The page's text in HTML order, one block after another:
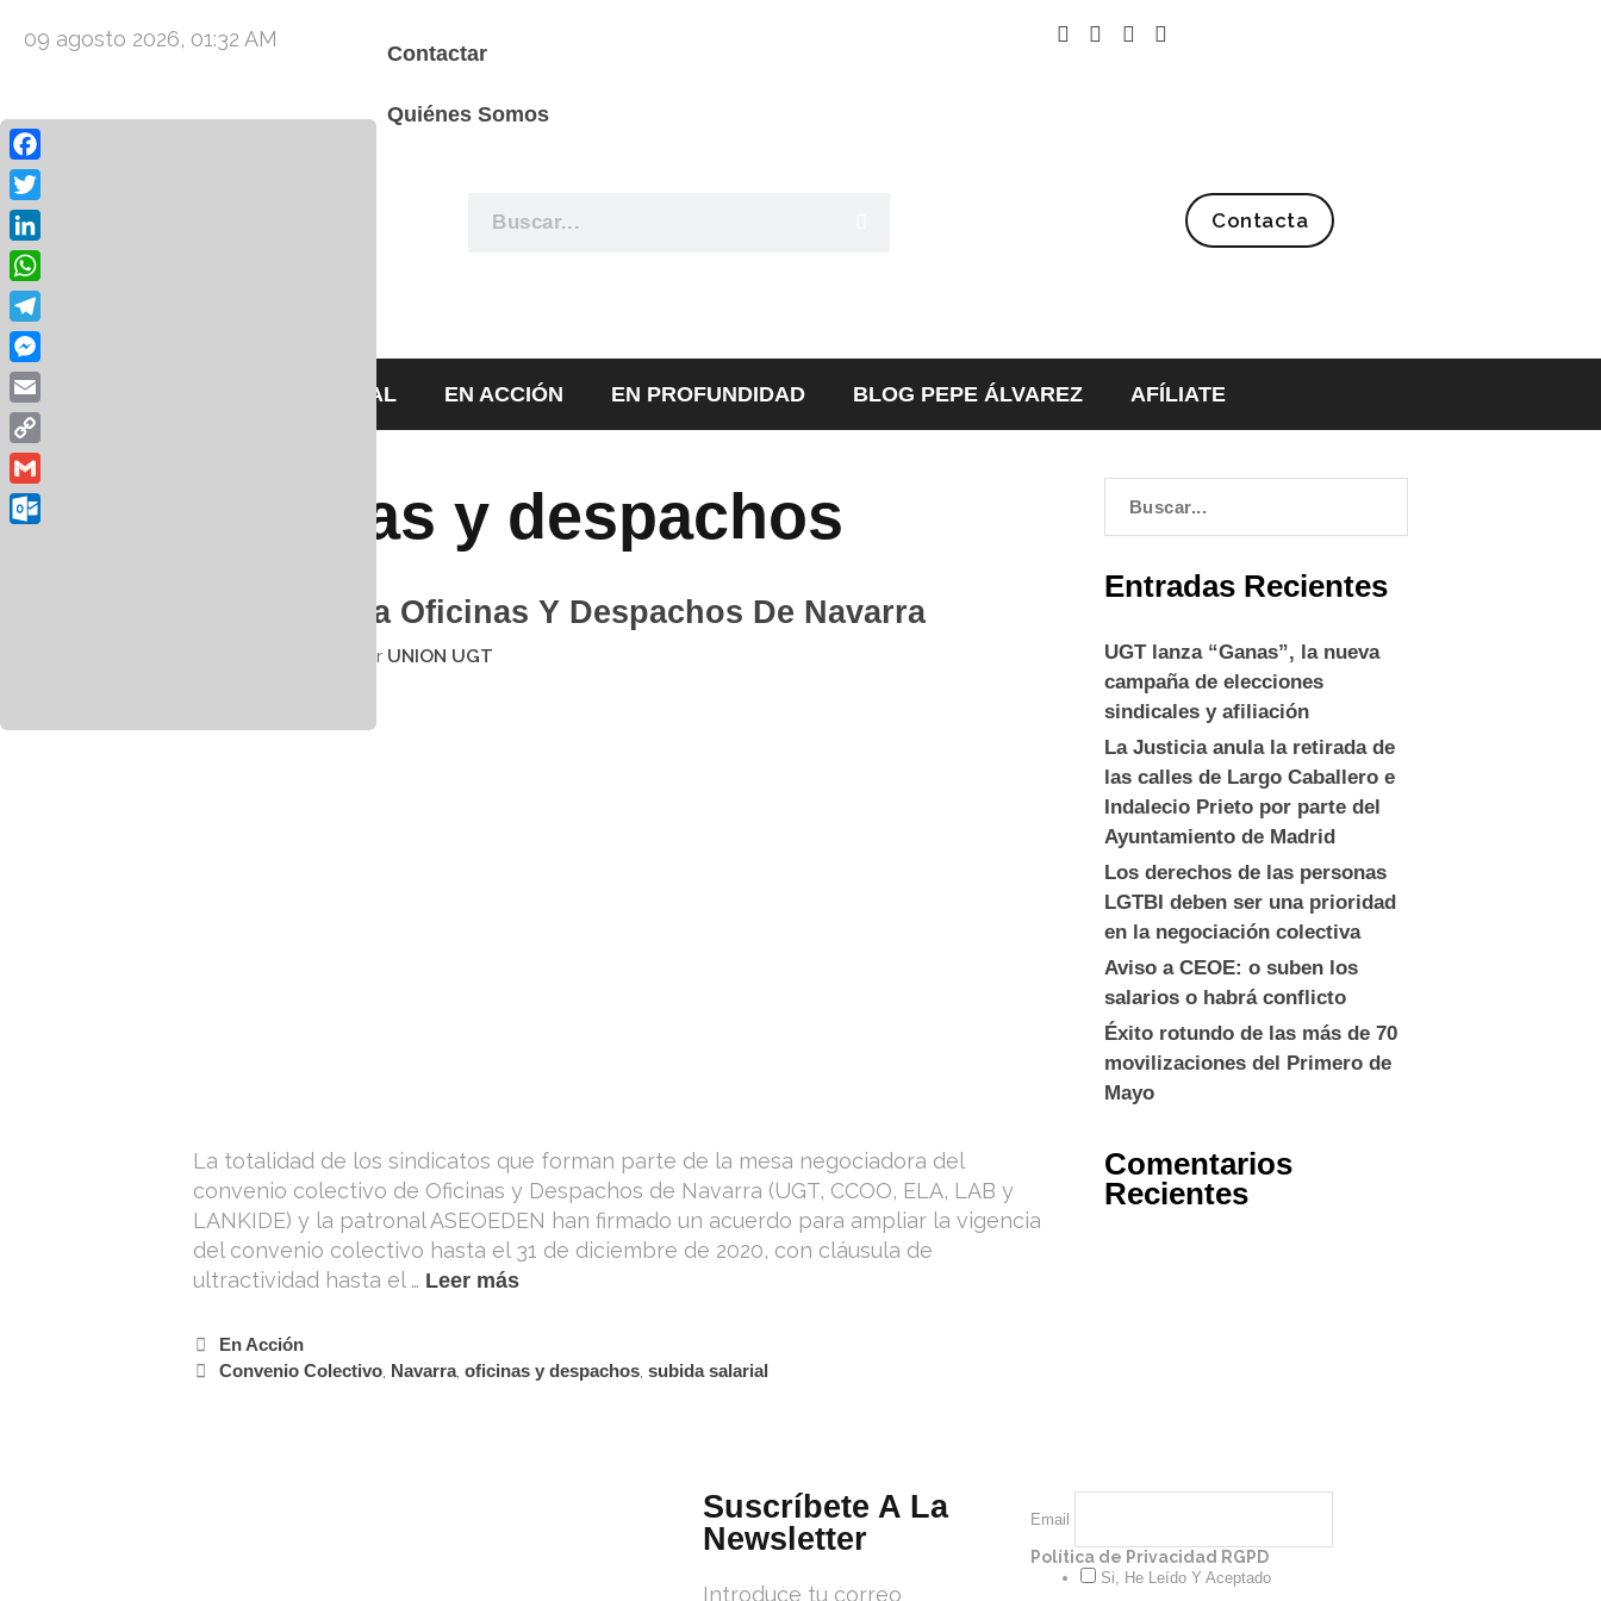
09 agosto 2026, 01:32 AM
Contactar
Quiénes Somos
Contacta
EDITORIAL EN ACCIÓN EN PROFUNDIDAD BLOG PEPE ÁLVAREZ AFÍLIATE
oficinas y despachos
2% Más Para Oficinas Y Despachos De Navarra
por UNION UGT
La totalidad de los sindicatos que forman parte de la mesa negociadora del
convenio colectivo de Oficinas y Despachos de Navarra (UGT, CCOO, ELA, LAB y
LANKIDE) y la patronal ASEOEDEN han firmado un acuerdo para ampliar la vigencia
del convenio colectivo hasta el 31 de diciembre de 2020, con cláusula de
ultractividad hasta el … Leer más
En Acción
Convenio Colectivo, Navarra,oficinas y despachos,subida salarial
Entradas Recientes
UGT lanza “Ganas”, la nueva
campaña de elecciones
sindicales y afiliación
La Justicia anula la retirada de
las calles de Largo Caballero e
Indalecio Prieto por parte del
Ayuntamiento de Madrid
Los derechos de las personas
LGTBI deben ser una prioridad
en la negociación colectiva
Aviso a CEOE: o suben los
salarios o habrá conflicto
Éxito rotundo de las más de 70
movilizaciones del Primero de
Mayo
Comentarios
Recientes
Suscríbete A La
Newsletter
Introduce tu correo
Email
Política de Privacidad RGPD
Si, He Leído Y Aceptado
Facebook
Twitter
LinkedIn
WhatsApp
Telegram
Messenger
Email
Copy
Link
Gmail